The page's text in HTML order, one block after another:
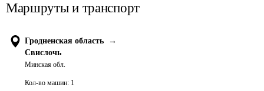
Маршруты и транспорт
Гродненская область
→
Свислочь
Минская обл.
Кол-во машин: 1